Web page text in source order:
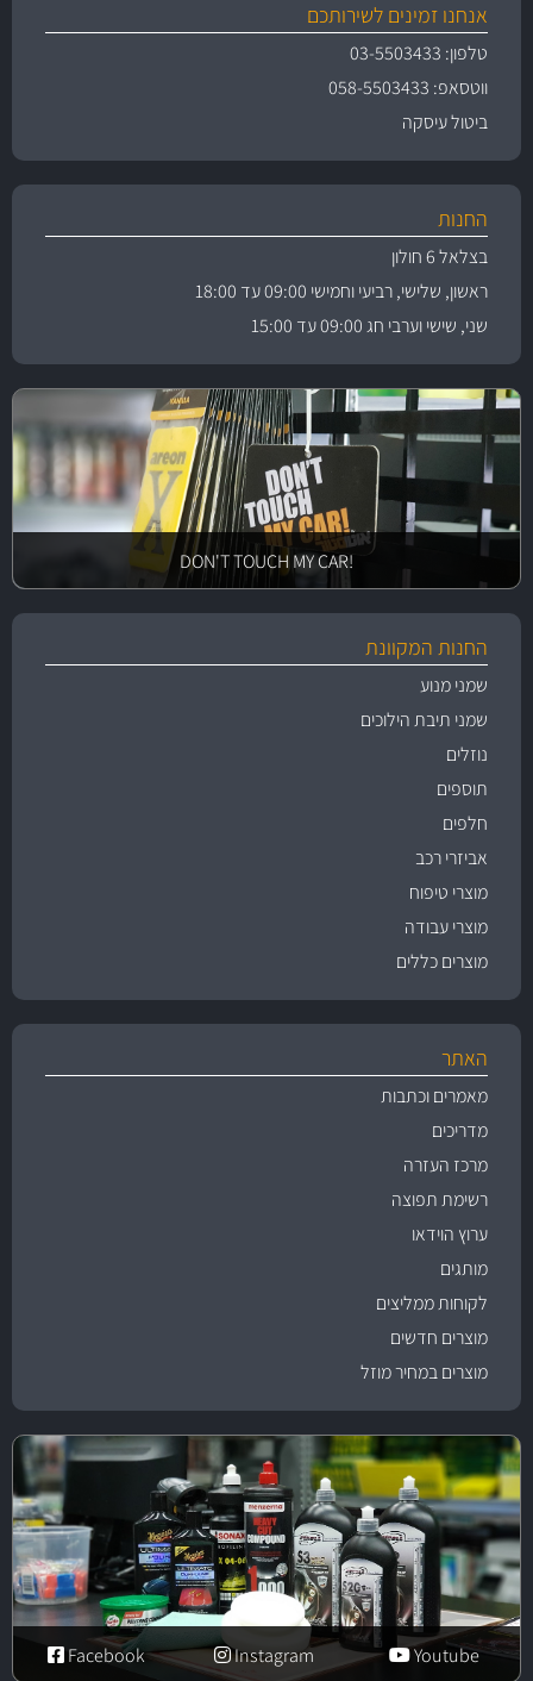
אנחנו זמינים לשירותכם
טלפון: 03-5503433
ווטסאפ: 058-5503433
ביטול עיסקה
החנות
בצלאל 6 חולון
ראשון, שלישי, רביעי וחמישי 09:00 עד 18:00
שני, שישי וערבי חג 09:00 עד 15:00
!DON'T TOUCH MY CAR
החנות המקוונת
שמני מנוע
שמני תיבת הילוכים
נוזלים
תוספים
חלפים
אביזרי רכב
מוצרי טיפוח
מוצרי עבודה
מוצרים כללים
האתר
מאמרים וכתבות
מדריכים
מרכז העזרה
רשימת תפוצה
ערוץ הוידאו
מותגים
לקוחות ממליצים
מוצרים חדשים
מוצרים במחיר מוזל
Youtube
Instagram
Facebook